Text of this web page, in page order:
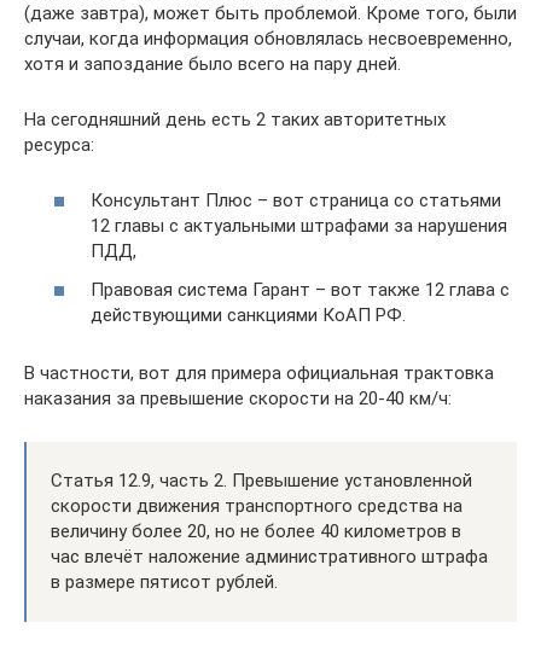
(даже завтра), может быть проблемой. Кроме того, были
случаи, когда информация обновлялась несвоевременно,
хотя и запоздание было всего на пару дней.
На сегодняшний день есть 2 таких авторитетных
ресурса:
Консультант Плюс – вот страница со статьями
12 главы с актуальными штрафами за нарушения
ПДД,
Правовая система Гарант – вот также 12 глава с
действующими санкциями КоАП РФ.
В частности, вот для примера официальная трактовка
наказания за превышение скорости на 20-40 км/ч:
Статья 12.9, часть 2. Превышение установленной
скорости движения транспортного средства на
величину более 20, но не более 40 километров в
час влечёт наложение административного штрафа
в размере пятисот рублей.